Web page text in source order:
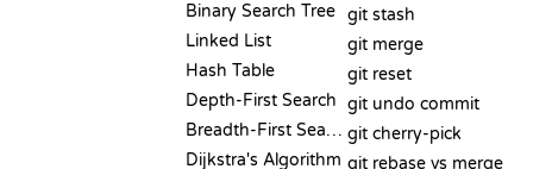
Binary Search Tree
Linked List
Hash Table
Depth-First Search
Breadth-First Search
Dijkstra's Algorithm
git stash
git merge
git reset
git undo commit
git cherry-pick
git rebase vs merge